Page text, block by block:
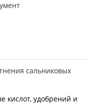
сальниковых
кислот, удобрений и